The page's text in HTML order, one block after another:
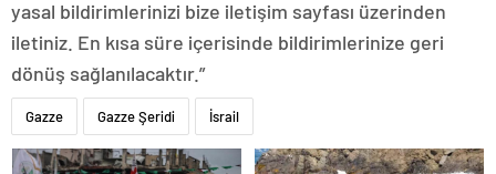
yasal bildirimlerinizi bize iletişim sayfası üzerinden
iletiniz. En kısa süre içerisinde bildirimlerinize geri
dönüş sağlanılacaktır.”
Gazze Gazze Şeridi İsrail